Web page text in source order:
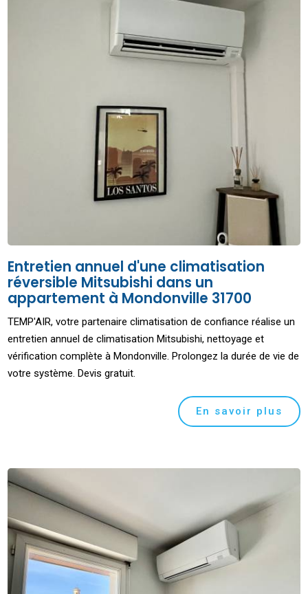
Entretien annuel d'une climatisation
réversible Mitsubishi dans un
appartement à Mondonville 31700
TEMP'AIR, votre partenaire climatisation de confiance réalise un
entretien annuel de climatisation Mitsubishi, nettoyage et
vérification complète à Mondonville. Prolongez la durée de vie de
votre système. Devis gratuit.
En savoir plus